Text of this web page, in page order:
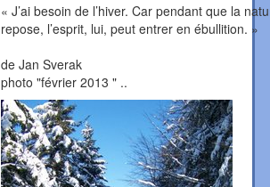
« J’ai besoin de l’hiver. Car pendant que la
repose, l’esprit, lui, peut entrer en ébullition. »
de Jan Sverak
photo "février 2013 " ..